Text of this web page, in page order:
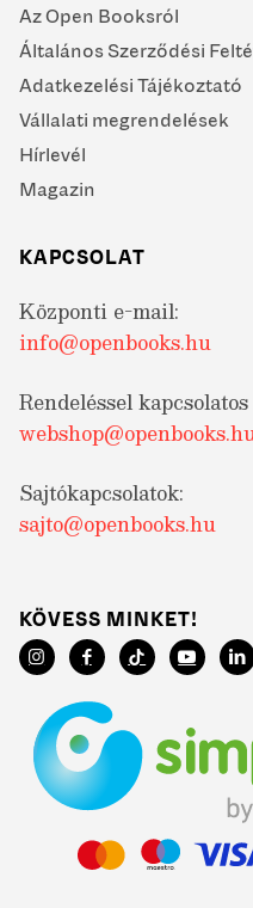
Az Open Booksról
Általános Szerződési
Adatkezelési Tájékoztató
Vállalati megrendelések
Hírlevél
Magazin
KAPCSOLAT
Központi e-mail:
info@openbooks.hu
Rendeléssel
Sajtókapcsolatok:
sajto@openbooks.hu
KÖVESS MINKET!